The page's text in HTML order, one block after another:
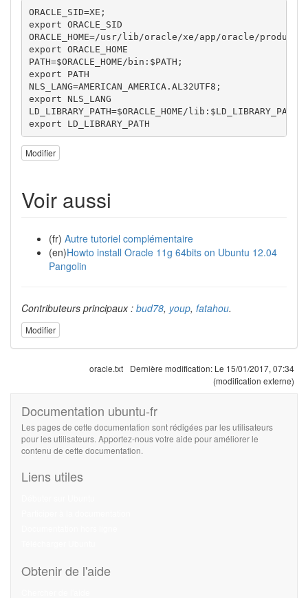
ORACLE_SID=XE;
export ORACLE_SID
ORACLE_HOME=/usr/lib/oracle/xe/app/oracle/
export ORACLE_HOME
PATH=$ORACLE_HOME/bin:$PATH;
export PATH
NLS_LANG=AMERICAN_AMERICA.AL32UTF8;
export NLS_LANG
LD_LIBRARY_PATH=$ORACLE_HOME/lib:$LD_LIBRARY_PATH;
export LD_LIBRARY_PATH
Modifier
Voir aussi
(fr) Autre tutoriel complémentaire
(en)Howto install Oracle 11g 64bits on Ubuntu 12.04
Pangolin
Contributeurs principaux : bud78, youp, fatahou.
Modifier
oracle.txt Dernière modification: Le 15/01/2017, 07:34
(modification externe)
Documentation ubuntu-fr
Les pages de cette documentation sont rédigées par les utilisateurs
pour les utilisateurs. Apportez-nous votre aide pour améliorer le
contenu de cette documentation.
Liens utiles
Obtenir de l'aide